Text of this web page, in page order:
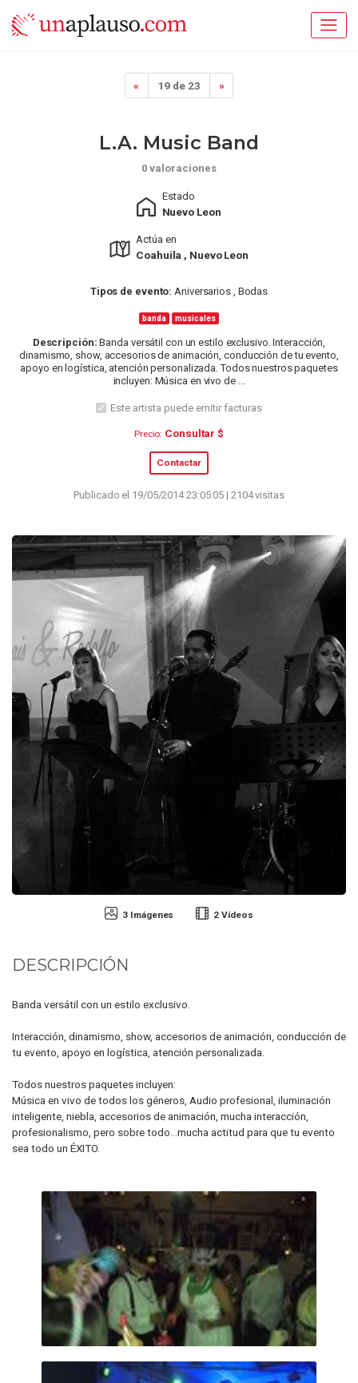
« 19 de 23 »
3 Imágenes 2 Vídeos
L.a. Music Band
0 valoraciones
Estado
Nuevo Leon
Actúa en
Coahuila , Nuevo Leon
Tipos de evento: Aniversarios , Bodas
banda musicales
Descripción: Banda versátil con un estilo exclusivo. Interacción,
dinamismo, show, accesorios de animación, conducción de tu evento,
apoyo en logística, atención personalizada. Todos nuestros paquetes
incluyen: Música en vivo de ...
Este artista puede emitir facturas
Precio: Consultar $
Contactar
Publicado el 19/05/2014 23:05:05 | 2104 visitas
DESCRIPCIÓN
Banda versátil con un estilo exclusivo.
Interacción, dinamismo, show, accesorios de animación, conducción de
tu evento, apoyo en logística, atención personalizada.
Todos nuestros paquetes incluyen:
Música en vivo de todos los géneros, Audio profesional, iluminación
inteligente, niebla, accesorios de animación, mucha interacción,
profesionalismo, pero sobre todo...mucha actitud para que tu evento
sea todo un ÉXITO.